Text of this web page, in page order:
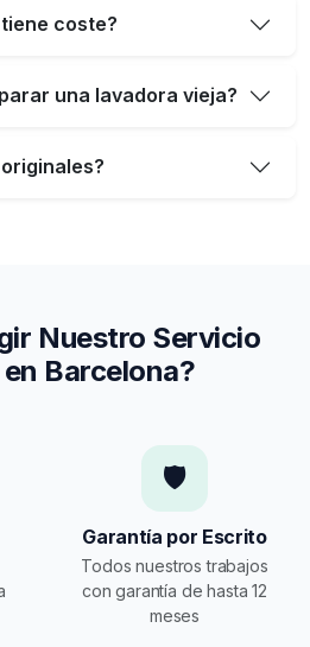
coste?
una lavadora vieja?
Nuestro Servicio
Barcelona?
🛡️
Garantía por Escrito
Todos nuestros trabajos
con garantía de hasta 12
meses